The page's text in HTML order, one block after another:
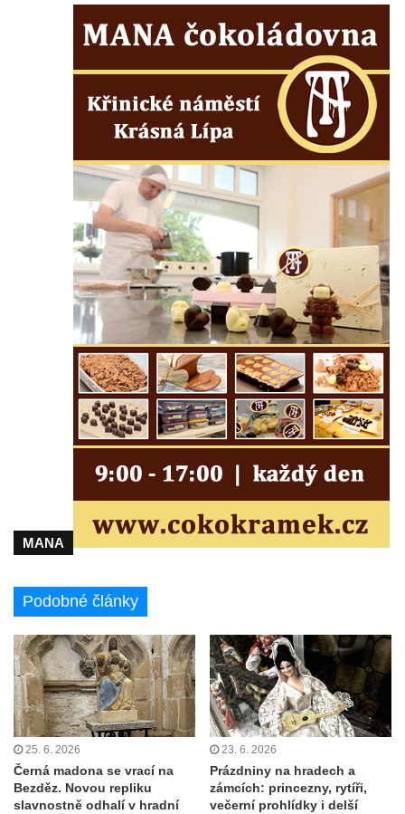
MANA
Podobné články
25. 6. 2026
Černá madona se vrací na
Bezděz. Novou repliku
slavnostně odhalí v hradní
23. 6. 2026
Prázdniny na hradech a
zámcích: princezny, rytíři,
večerní prohlídky i delší